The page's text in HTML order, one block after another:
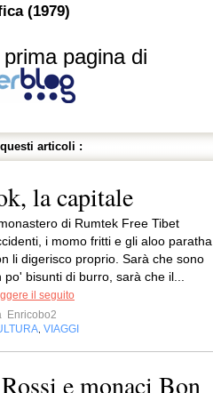
(1979)
pagina di
articoli :
la capitale
di Rumtek Free Tibet
i momo fritti e gli aloo paratha
li digerisco proprio. Sarà che sono
po' bisunti di burro, sarà che il...
il seguito
Enricobo2
, VIAGGI
e monaci Bon